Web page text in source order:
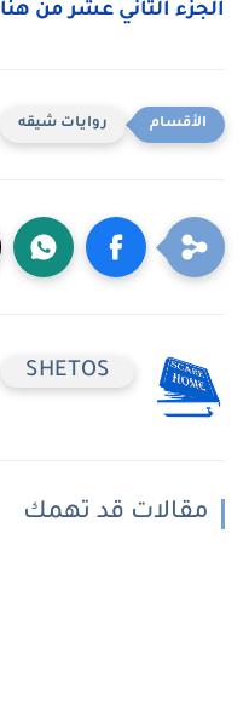
الجزء الثاني عشر من هنا
روايات شيقه
SHETOS
مقالات قد تهمك